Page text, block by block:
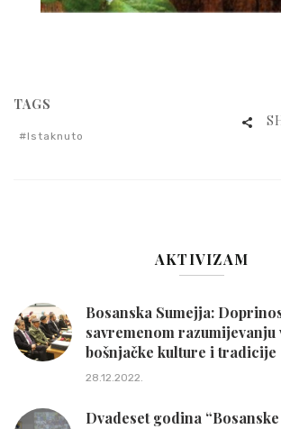
TAGS
Istaknuto
AKTIVIZAM
Bosanska Sumejja:
savremenom
bošnjačke kulture i tradicije
28.12.2022.
Dvadeset godina